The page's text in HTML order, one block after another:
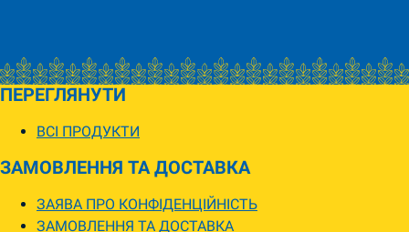
ПЕРЕГЛЯНУТИ
ВСІ ПРОДУКТИ
ЗАМОВЛЕННЯ ТА ДОСТАВКА
ЗАЯВА ПРО КОНФІДЕНЦІЙНІСТЬ
ЗАМОВЛЕННЯ ТА ДОСТАВКА